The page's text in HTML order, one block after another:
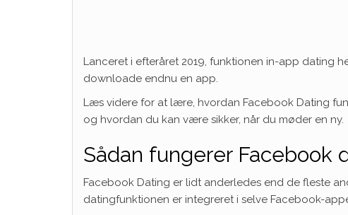
Lanceret i efteråret 2019, funktionen in-app dating
downloade endnu en app.
Læs videre for at lære, hvordan Facebook Dating
og hvordan du kan være sikker, når du møder en ny.
Sådan fungerer Facebook
Facebook Dating er lidt anderledes end de fleste
datingfunktionen er integreret i selve Facebook-